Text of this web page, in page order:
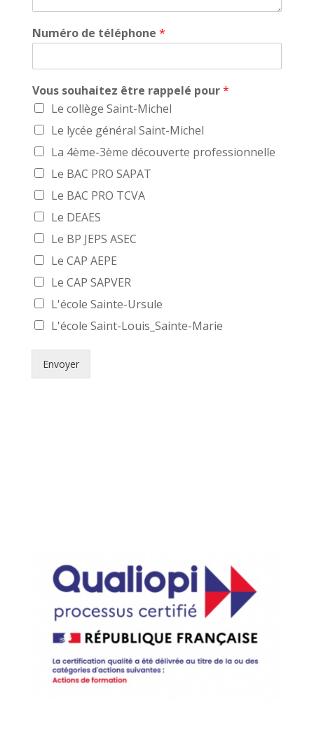
Numéro de téléphone *
t
é
l
é
p
h
o
n
e
N
o
m
Vous souhaitez être rappelé pour*
Le collège Saint-Michel
Le lycée général Saint-Michel
La 4ème-3ème découverte professionnelle
Le BAC PRO SAPAT
Le BAC PRO TCVA
Le DEAES
Le BP JEPS ASEC
Le CAP AEPE
Le CAP SAPVER
L'école Sainte-Ursule
L'école Saint-Louis_Sainte-Marie
Envoyer